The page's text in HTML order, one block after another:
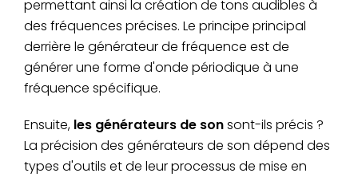
permettant ainsi la création de tons audibles à
des fréquences précises. Le principe principal
derrière le générateur de fréquence est de
générer une forme d'onde périodique à une
fréquence spécifique.
Ensuite, les générateurs de sonsont-ils précis ?
La précision des générateurs de son dépend des
types d'outils et de leur processus de mise en